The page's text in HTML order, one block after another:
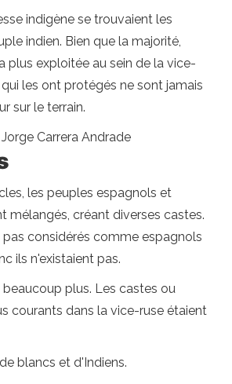
indigène se trouvaient les
indien. Bien que la majorité,
plus exploitée au sein de la vice-
les ont protégés ne sont jamais
sur le terrain.
Carrera Andrade
les peuples espagnols et
mélangés, créant diverses castes.
pas considérés comme espagnols
ils n'existaient pas.
beaucoup plus. Les castes ou
courants dans la vice-ruse étaient
blancs et d'Indiens.